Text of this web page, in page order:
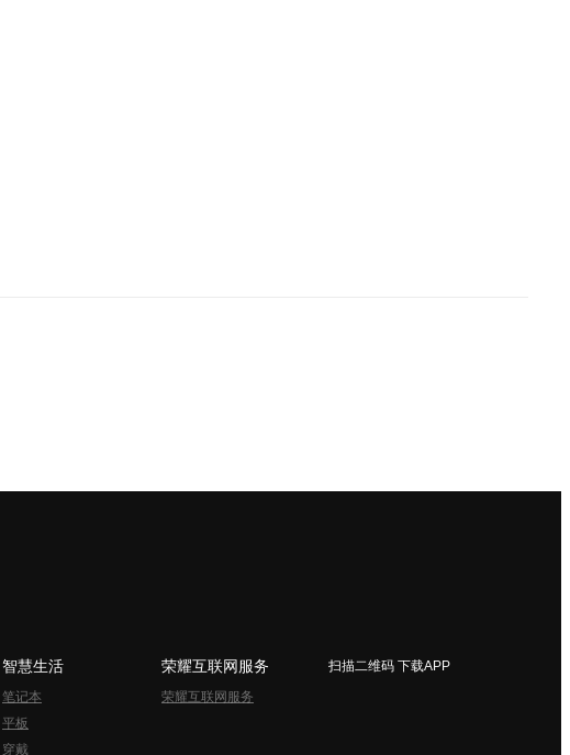
智慧生活
笔记本
平板
穿戴
荣耀互联网服务
荣耀互联网服务
扫描二维码 下载APP